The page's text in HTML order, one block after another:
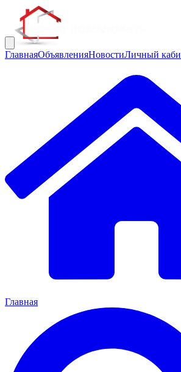
ГлавнаяОбъявленияНовостиЛичный
Главная